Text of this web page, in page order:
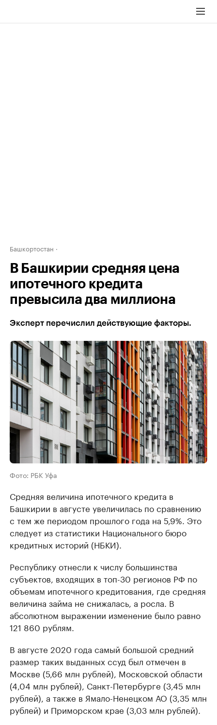
Башкортостан
В Башкирии средняя цена
ипотечного кредита
превысила два миллиона
Эксперт перечислил действующие факторы.
Фото: РБК Уфа
Средняя величина ипотечного кредита в
Башкирии в августе увеличилась по сравнению
с тем же периодом прошлого года на 5,9%. Это
следует из статистики Национального бюро
кредитных историй (НБКИ).
Республику отнесли к числу большинства
субъектов, входящих в топ-30 регионов РФ по
объемам ипотечного кредитования, где средняя
величина займа не снижалась, а росла. В
абсолютном выражении изменение было равно
121 860 рублям.
В августе 2020 года самый большой средний
размер таких выданных ссуд был отмечен в
Москве (5,66 млн рублей), Московской области
(4,04 млн рублей), Санкт-Петербурге (3,45 млн
рублей), а также в Ямало-Ненецком АО (3,35 млн
рублей) и Приморском крае (3,03 млн рублей).